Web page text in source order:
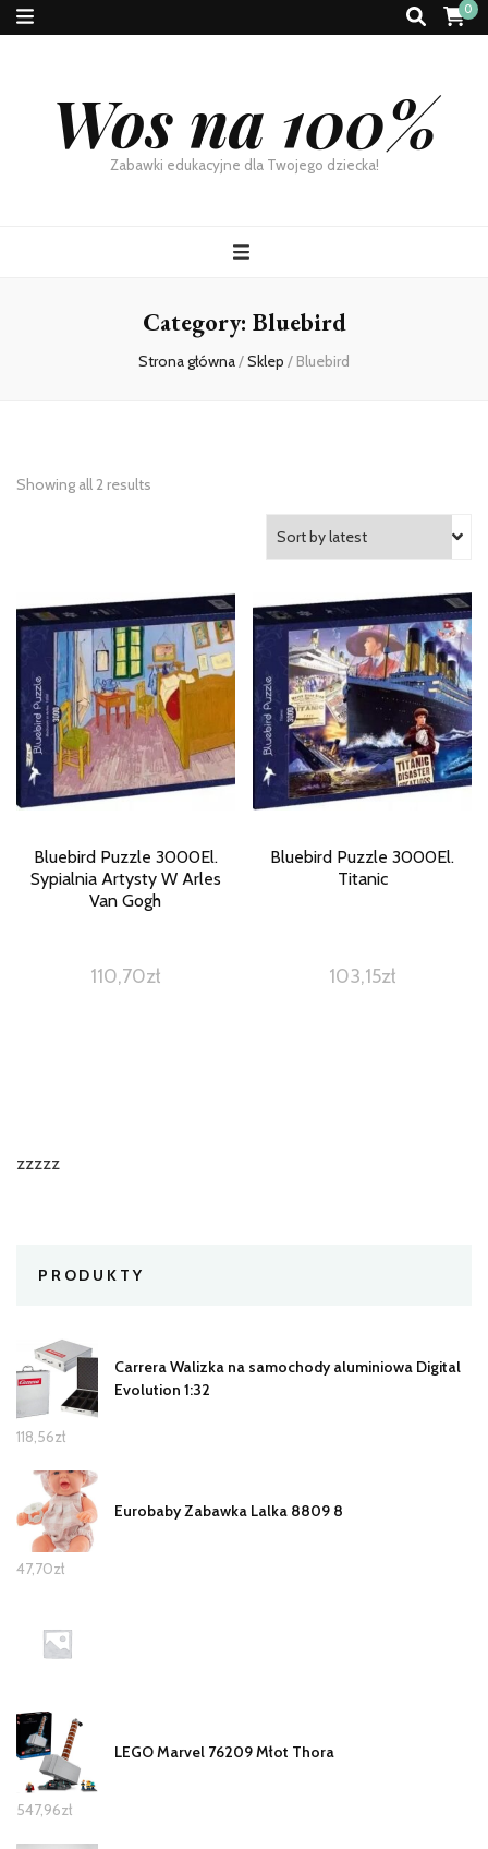
0
Wos na 100%
Zabawki edukacyjne dla Twojego dziecka!
Category: Bluebird
Strona główna/Sklep / Bluebird
Showing all 2 results
Bluebird Puzzle 3000El.
Sypialnia Artysty W Arles
Van Gogh
110,70zł
Bluebird Puzzle 3000El.
Titanic
103,15zł
zzzzz
PRODUKTY
Carrera Walizka na samochody aluminiowa Digital
Evolution 1:32
118,56zł
Eurobaby Zabawka Lalka 8809 8
47,70zł
LEGO Marvel 76209 Młot Thora
547,96zł